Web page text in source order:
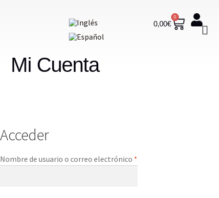
0,00€
0
Mi Cuenta
Acceder
Nombre de usuario o correo electrónico *